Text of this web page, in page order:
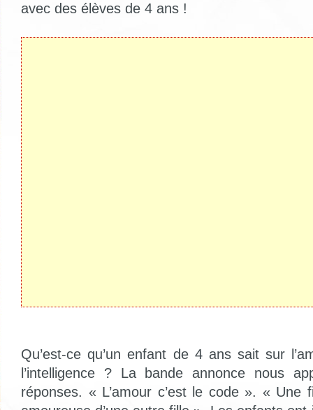
avec des élèves de 4 ans !
Qu’est-ce qu’un enfant de 4 ans sait sur
l’intelligence ? La bande annonce nous
réponses. « L’amour c’est le code ». « Une